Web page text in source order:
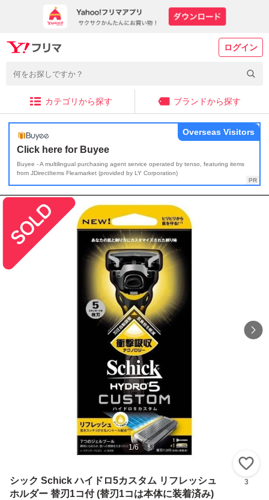
ログイン
カテゴリから探す ブランドから探す
Click here for Buyee
Buyee - A multilingual purchasing agent service operated by tenso, featuring items
from JDirectItems Fleamarket (provided by LY Corporation)
Overseas Visitors
1/6
シック Schick ハイドロ5カスタム リフレッシュ
ホルダー 替刃1コ付 (替刃1コは本体に装着済み)
3